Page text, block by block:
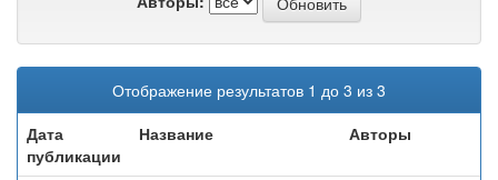
Отображение результатов 1 до 3 из 3
Дата
публикации
Название Авторы